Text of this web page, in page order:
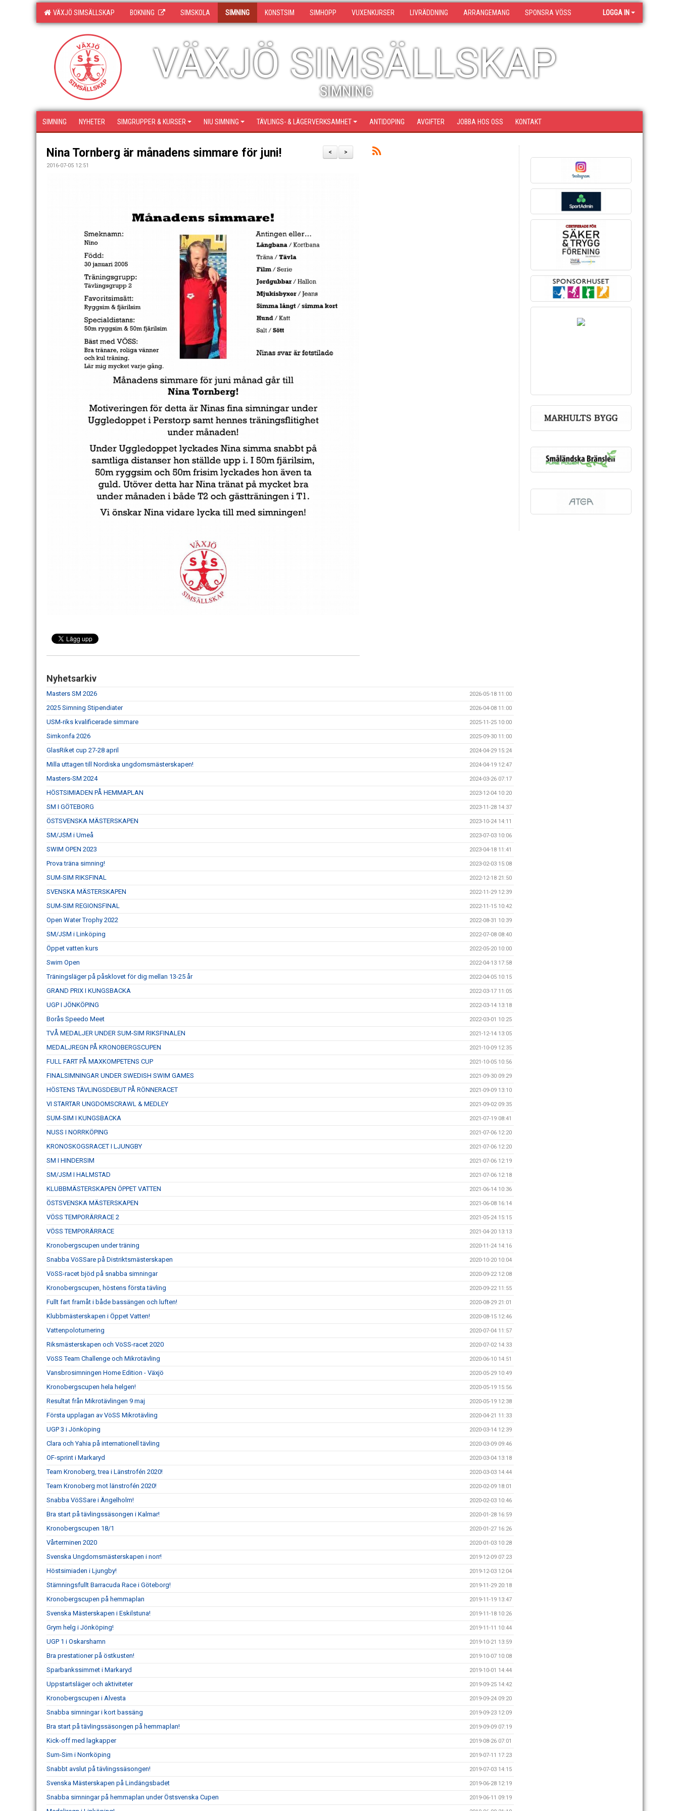
VÄXJÖ SIMSÄLLSKAP BOKNING SIMSKOLA SIMNING KONSTSIM SIMHOPP VUXENKURSER LIVRÄDDNING ARRANGEMANG SPONSRA VÖSS LOGGA IN
VÄXJÖ SIMSÄLLSKAP
SIMNING
SIMNING NYHETER SIMGRUPPER & KURSER NIU SIMNING TÄVLINGS- & LÄGERVERKSAMHET ANTIDOPING AVGIFTER JOBBA HOS OSS KONTAKT
>
<
Nina Tornberg är månadens simmare för juni!
2016-07-05 12:51
Nyhetsarkiv
Masters SM 2026 2026-05-18 11:00
2025 Simning Stipendiater 2026-04-08 11:00
USM-riks kvalificerade simmare 2025-11-25 10:00
Simkonfa 2026 2025-09-30 11:00
GlasRiket cup 27-28 april 2024-04-29 15:24
Milla uttagen till Nordiska ungdomsmästerskapen! 2024-04-19 12:47
Masters-SM 2024 2024-03-26 07:17
HÖSTSIMIADEN PÅ HEMMAPLAN 2023-12-04 10:20
SM I GÖTEBORG 2023-11-28 14:37
ÖSTSVENSKA MÄSTERSKAPEN 2023-10-24 14:11
SM/JSM i Umeå 2023-07-03 10:06
SWIM OPEN 2023 2023-04-18 11:41
Prova träna simning! 2023-02-03 15:08
SUM-SIM RIKSFINAL 2022-12-18 21:50
SVENSKA MÄSTERSKAPEN 2022-11-29 12:39
SUM-SIM REGIONSFINAL 2022-11-15 10:42
Open Water Trophy 2022 2022-08-31 10:39
SM/JSM i Linköping 2022-07-08 08:40
Öppet vatten kurs 2022-05-20 10:00
Swim Open 2022-04-13 17:58
Träningsläger på påsklovet för dig mellan 13-25 år 2022-04-05 10:15
GRAND PRIX I KUNGSBACKA 2022-03-17 11:05
UGP I JÖNKÖPING 2022-03-14 13:18
Borås Speedo Meet 2022-03-01 10:25
TVÅ MEDALJER UNDER SUM-SIM RIKSFINALEN 2021-12-14 13:05
MEDALJREGN PÅ KRONOBERGSCUPEN 2021-10-09 12:35
FULL FART PÅ MAXKOMPETENS CUP 2021-10-05 10:56
FINALSIMNINGAR UNDER SWEDISH SWIM GAMES 2021-09-30 09:29
HÖSTENS TÄVLINGSDEBUT PÅ RÖNNERACET 2021-09-09 13:10
VI STARTAR UNGDOMSCRAWL & MEDLEY 2021-09-02 09:35
SUM-SIM I KUNGSBACKA 2021-07-19 08:41
NUSS I NORRKÖPING 2021-07-06 12:20
KRONOSKOGSRACET I LJUNGBY 2021-07-06 12:20
SM I HINDERSIM 2021-07-06 12:19
SM/JSM I HALMSTAD 2021-07-06 12:18
KLUBBMÄSTERSKAPEN ÖPPET VATTEN 2021-06-14 10:36
ÖSTSVENSKA MÄSTERSKAPEN 2021-06-08 16:14
VÖSS TEMPORÄRRACE 2 2021-05-24 15:15
VÖSS TEMPORÄRRACE 2021-04-20 13:13
Kronobergscupen under träning 2020-11-24 14:16
Snabba VöSSare på Distriktsmästerskapen 2020-10-20 10:04
VöSS-racet bjöd på snabba simningar 2020-09-22 12:08
Kronobergscupen, höstens första tävling 2020-09-22 11:55
Fullt fart framåt i både bassängen och luften! 2020-08-29 21:01
Klubbmästerskapen i Öppet Vatten! 2020-08-15 12:46
Vattenpoloturnering 2020-07-04 11:57
Riksmästerskapen och VöSS-racet 2020 2020-07-02 14:33
VöSS Team Challenge och Mikrotävling 2020-06-10 14:51
Vansbrosimningen Home Edition - Växjö 2020-05-29 10:49
Kronobergscupen hela helgen! 2020-05-19 15:56
Resultat från Mikrotävlingen 9 maj 2020-05-19 12:38
Första upplagan av VöSS Mikrotävling 2020-04-21 11:33
UGP 3 i Jönköping 2020-03-14 12:39
Clara och Yahia på internationell tävling 2020-03-09 09:46
OF-sprint i Markaryd 2020-03-04 13:18
Team Kronoberg, trea i Länstrofén 2020! 2020-03-03 14:44
Team Kronoberg mot länstrofén 2020! 2020-02-09 18:01
Snabba VöSSare i Ängelholm! 2020-02-03 10:46
Bra start på tävlingssäsongen i Kalmar! 2020-01-28 16:59
Kronobergscupen 18/1 2020-01-27 16:26
Vårterminen 2020 2020-01-03 10:28
Svenska Ungdomsmästerskapen i norr! 2019-12-09 07:23
Höstsimiaden i Ljungby! 2019-12-03 12:04
Stämningsfullt Barracuda Race i Göteborg! 2019-11-29 20:18
Kronobergscupen på hemmaplan 2019-11-19 13:47
Svenska Mästerskapen i Eskilstuna! 2019-11-18 10:26
Grym helg i Jönköping! 2019-11-11 10:44
UGP 1 i Oskarshamn 2019-10-21 13:59
Bra prestationer på östkusten! 2019-10-07 10:08
Sparbankssimmet i Markaryd 2019-10-01 14:44
Uppstartsläger och aktiviteter 2019-09-25 14:42
Kronobergscupen i Alvesta 2019-09-24 09:20
Snabba simningar i kort bassäng 2019-09-23 12:09
Bra start på tävlingssäsongen på hemmaplan! 2019-09-09 07:19
Kick-off med lagkapper 2019-08-26 07:01
Sum-Sim i Norrköping 2019-07-11 17:23
Snabbt avslut på tävlingssäsongen! 2019-07-03 14:15
Svenska Mästerskapen på Lindängsbadet 2019-06-28 12:19
Snabba simningar på hemmaplan under Östsvenska Cupen 2019-06-11 09:19